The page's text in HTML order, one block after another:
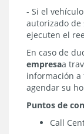
- Si el
autorizado de
ejecuten el
En caso de
empresaa
información a
agendar su
Puntos de
Call